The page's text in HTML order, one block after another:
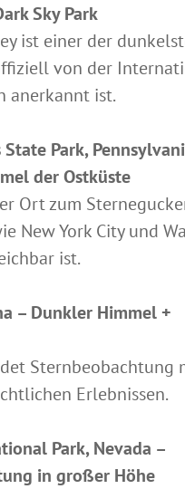
Sky Park
ist einer der
von der
anerkannt ist.
Park,
der Ostküste
Ort zum
New York City und
ist.
– Dunkler Himmel +
Sternbeobachtung
Erlebnissen.
Park, Nevada –
in großer Höhe